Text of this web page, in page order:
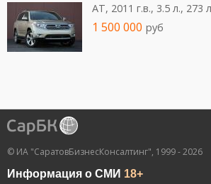
AT, 2011 г.в., 3.5 л., 273
1 500 000 руб
© ИА "СаратовБизнесКонсалтинг", 1999 - 2026
Информация о СМИ 18+